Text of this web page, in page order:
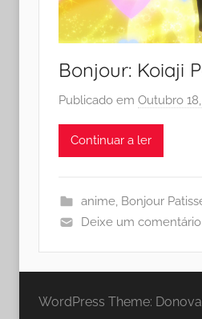
Bonjour: Koiaji
Publicado em Outubro
Continuar a ler
anime, Bonjour
Deixe um comentário
WordPress Theme: